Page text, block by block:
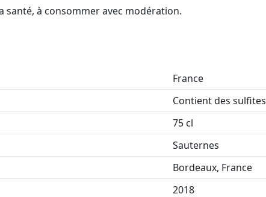
santé, à consommer avec modération.
France
Contient des sulfites
75 cl
Sauternes
Bordeaux, France
2018